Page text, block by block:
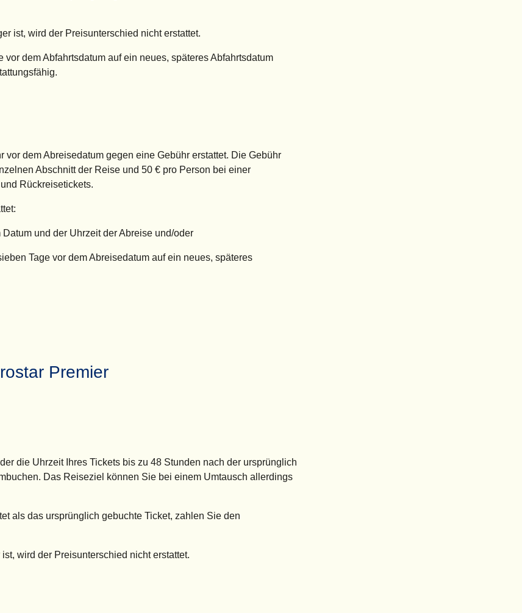
ist, wird der Preisunterschied nicht erstattet.
dem Abfahrtsdatum auf ein neues, späteres Abfahrtsdatum
vor dem Abreisedatum gegen eine Gebühr erstattet. Die Gebühr
Abschnitt der Reise und 50 € pro Person bei einer
Rückreisetickets.
Datum und der Uhrzeit der Abreise und/oder
Tage vor dem Abreisedatum auf ein neues, späteres
Premier
die Uhrzeit Ihres Tickets bis zu 48 Stunden nach der ursprünglich
Das Reiseziel können Sie bei einem Umtausch allerdings
als das ursprünglich gebuchte Ticket, zahlen Sie den
wird der Preisunterschied nicht erstattet.